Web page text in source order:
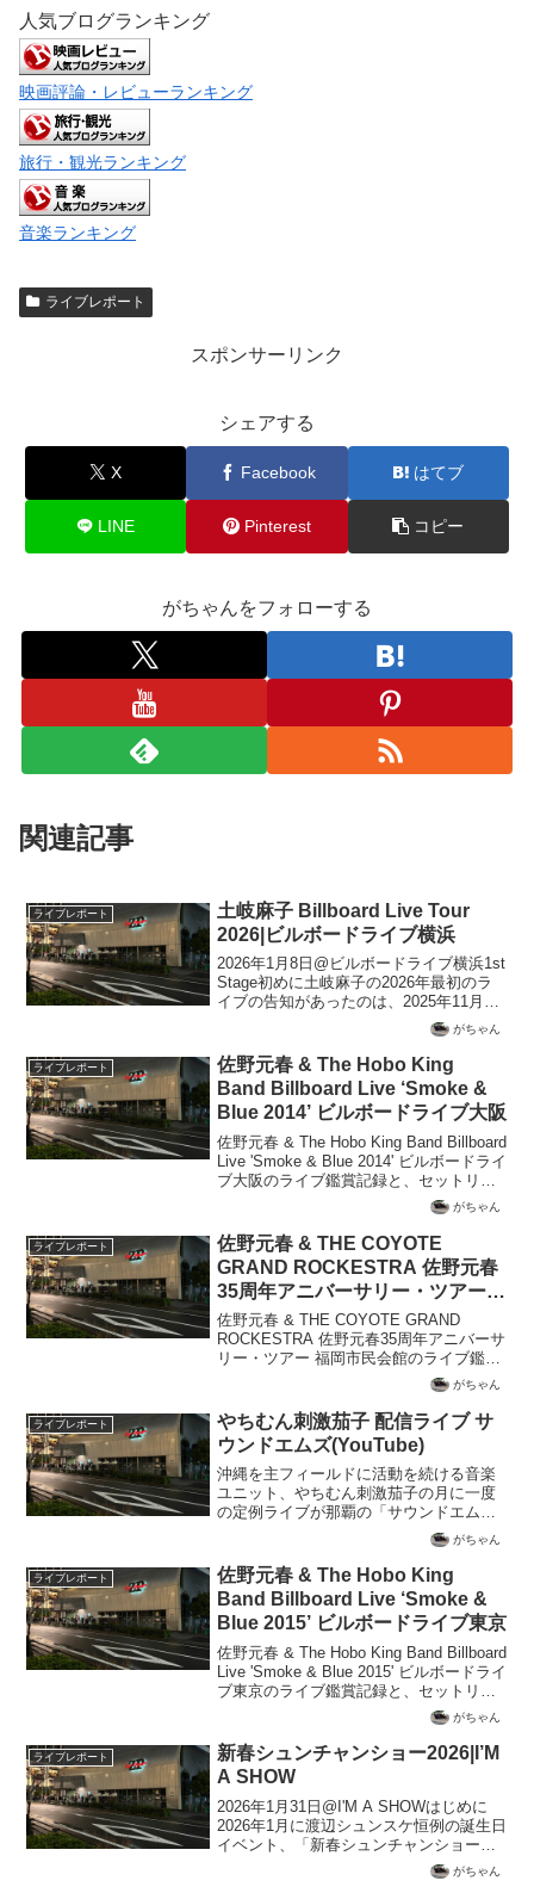
人気ブログランキング
映画評論・レビューランキング
旅行・観光ランキング
音楽ランキング
ライブレポート
スポンサーリンク
シェアする
X Facebook はてブ
LINE Pinterest コピー
がちゃんをフォローする
関連記事
ライブレポート
土岐麻子 Billboard Live Tour
2026|ビルボードライブ横浜
2026年1月8日@ビルボードライブ横浜1st
Stage初めに土岐麻子の2026年最初のラ
イブの告知があったのは、2025年11月の
「Serendipities!」のライブが終わってす
「Serendipities!」...
がちゃん
ライブレポート
佐野元春 & The Hobo King
Band Billboard Live ‘Smoke &
Blue 2014’ ビルボードライブ大阪
佐野元春 & The Hobo King Band Billboard
Live 'Smoke & Blue 2014' ビルボードライ
ブ大阪のライブ鑑賞記録と、セットリス
がちゃん
ライブレポート
佐野元春 & THE COYOTE
GRAND ROCKESTRA 佐野元春
35周年アニバーサリー・ツアー
福岡市民会館
佐野元春 & THE COYOTE GRAND
ROCKESTRA 佐野元春35周年アニバーサ
リー・ツアー 福岡市民会館のライブ鑑賞
がちゃん
ライブレポート
やちむん刺激茄子 配信ライブ サ
ウンドエムズ(YouTube)
沖縄を主フィールドに活動を続ける音楽
ユニット、やちむん刺激茄子の月に一度
の定例ライブが那覇の「サウンドエム
ズ」で2022年11月18日に開催されまし
た。そのアーカイヴ配信をYouTubeで見
ることができましたので、ライブレポー
トとして書き綴っています。
がちゃん
ライブレポート
佐野元春 & The Hobo King
Band Billboard Live ‘Smoke &
Blue 2015’ ビルボードライブ東京
佐野元春 & The Hobo King Band Billboard
Live 'Smoke & Blue 2015' ビルボードライ
ブ東京のライブ鑑賞記録と、セットリス
がちゃん
ライブレポート
新春シュンチャンショー2026|I’M
A SHOW
2026年1月31日@I'M A SHOWはじめに
2026年1月に渡辺シュンスケ恒例の誕生日
イベント、「新春シュンチャンショー」
が開催されることを知った。場所は去年
と同じく有楽町の「I'M A SHOW」であ
がちゃん